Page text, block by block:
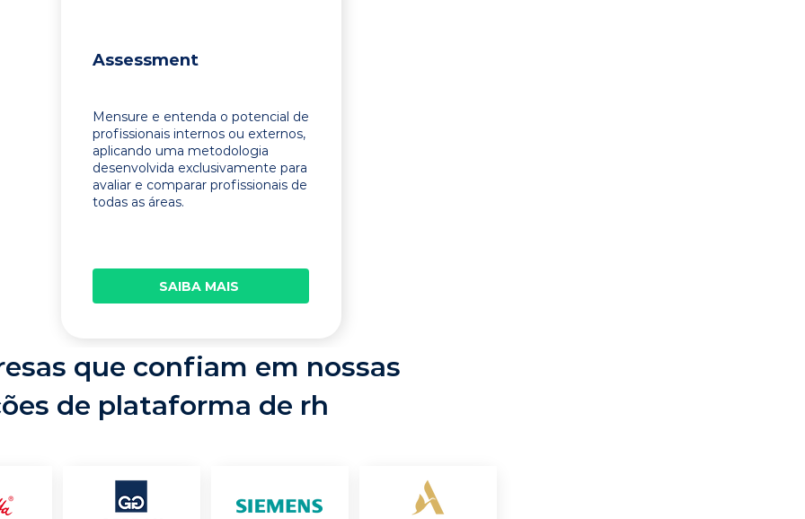
Assessment
Mensure e entenda o potencial de
profissionais internos ou externos,
aplicando uma metodologia
desenvolvida exclusivamente para
avaliar e comparar profissionais de
todas as áreas.
SAIBA MAIS
que confiam em nossas
de plataforma de rh